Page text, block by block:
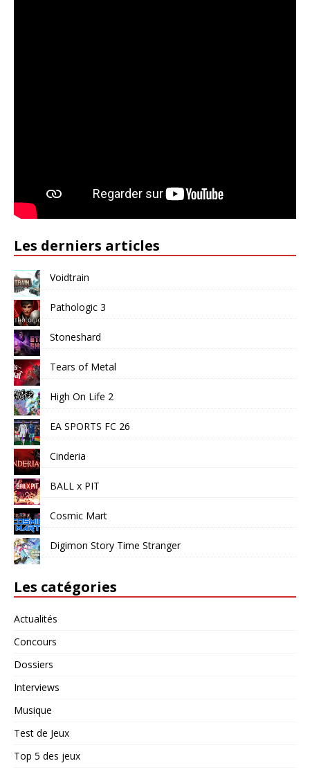
Les derniers articles
Voidtrain
Pathologic 3
Stoneshard
Tears of Metal
High On Life 2
EA SPORTS FC 26
Cinderia
BALL x PIT
Cosmic Mart
Digimon Story Time Stranger
Les catégories
Actualités
Concours
Dossiers
Interviews
Musique
Test de Jeux
Top 5 des jeux